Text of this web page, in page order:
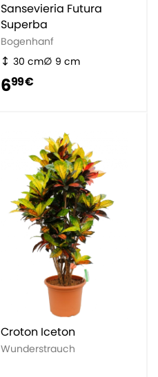
Sansevieria Futura
Superba
Bogenhanf
30 cm
9 cm
699 €
Croton Iceton
Wunderstrauch